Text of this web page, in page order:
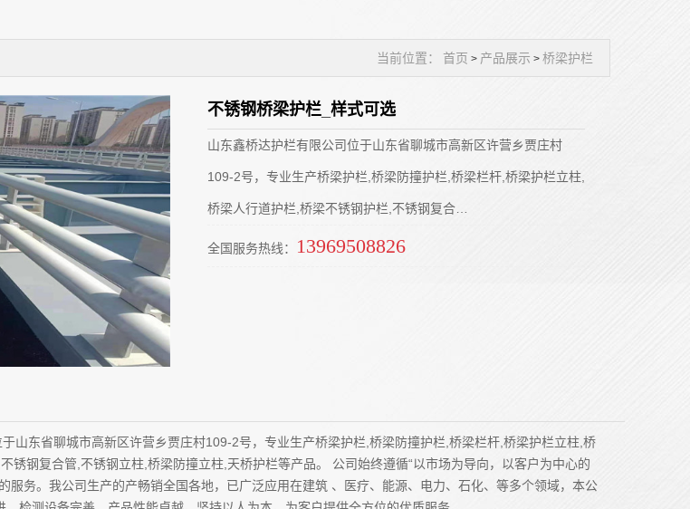
当前位置： 首页 > 产品展示 >桥梁护栏
不锈钢桥梁护栏_样式可选
山东鑫桥达护栏有限公司位于山东省聊城市高新区许营乡贾庄村
109-2号，专业生产桥梁护栏,桥梁防撞护栏,桥梁栏杆,桥梁护栏立柱,
桥梁人行道护栏,桥梁不锈钢护栏,不锈钢复合…
全国服务热线： 13969508826
东省聊城市高新区许营乡贾庄村109-2号，专业生产桥梁护栏,桥梁防撞护栏,桥梁栏杆,桥梁护栏立柱,桥
锈钢复合管,不锈钢立柱,桥梁防撞立柱,天桥护栏等产品。 公司始终遵循“以市场为导向，以客户为中心的
服务。我公司生产的产畅销全国各地，已广泛应用在建筑 、医疗、能源、电力、石化、等多个领域，本公